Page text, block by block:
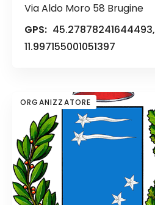
Via Aldo Moro 58 Brugine
GPS: 45.27878241644493,
11.997155001051397
ORGANIZZATORE